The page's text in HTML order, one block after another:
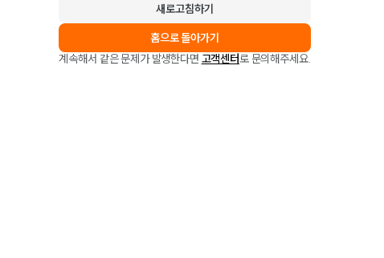
새로고침하기
홈으로 돌아가기
계속해서 같은 문제가 발생한다면 고객센터로 문의해주세요.